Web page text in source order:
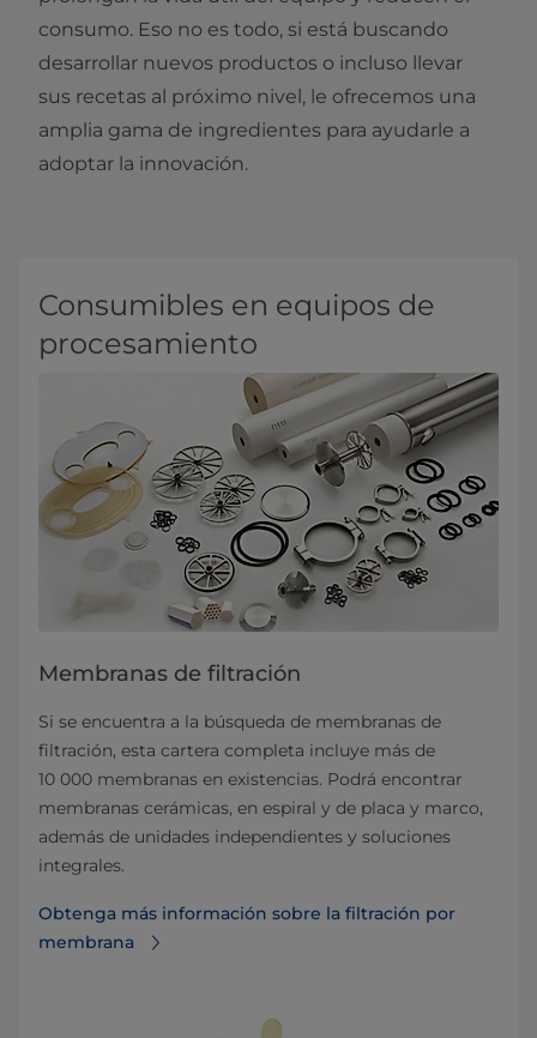
consumo. Eso no es todo, si está buscando
desarrollar nuevos productos o incluso llevar
sus recetas al próximo nivel, le ofrecemos una
amplia gama de ingredientes para ayudarle a
adoptar la innovación.
Consumibles en equipos de
procesamiento
Membranas de filtración
Si se encuentra a la búsqueda de membranas de
filtración, esta cartera completa incluye más de
10 000 membranas en existencias. Podrá encontrar
membranas cerámicas, en espiral y de placa y marco,
además de unidades independientes y soluciones
integrales.
Obtenga más información sobre la filtración por
membrana